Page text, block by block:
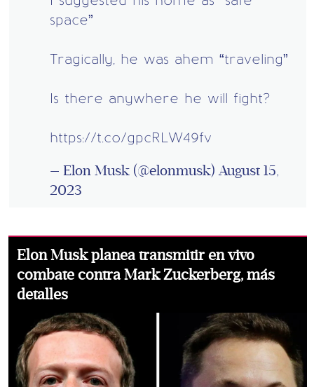
space”
Tragically, he was ahem “traveling”
Is there anywhere he will fight?
https://t.co/gpcRLW49fv
— Elon Musk (@elonmusk)August 15,
2023
Elon Musk planea transmitir en vivo
combate contra Mark Zuckerberg, más
detalles